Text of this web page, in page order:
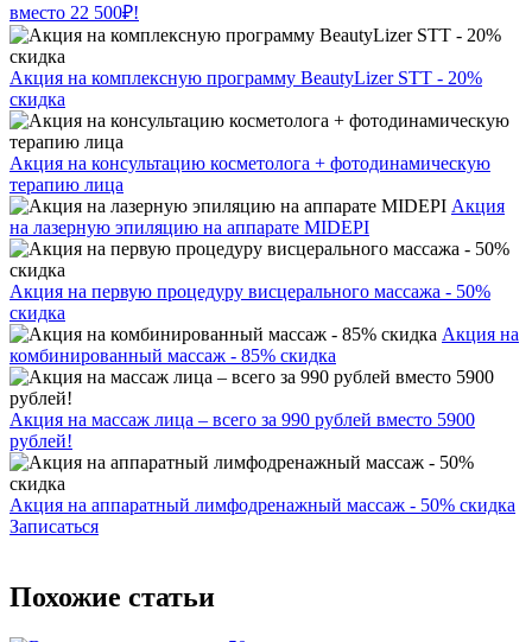
вместо 22 500₽!
Акция на комплексную программу BeautyLizer STT - 20%
скидка
Акция на консультацию косметолога + фотодинамическую
терапию лица
Акция
на лазерную эпиляцию на аппарате MIDEPI
Акция на первую процедуру висцерального массажа - 50%
скидка
Акция на
комбинированный массаж - 85% скидка
Акция на массаж лица – всего за 990 рублей вместо 5900
рублей!
Акция на аппаратный лимфодренажный массаж - 50% скидка
Записаться
Похожие статьи